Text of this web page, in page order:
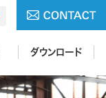
ダウンロード